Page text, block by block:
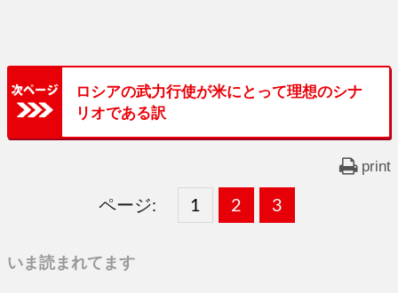
ロシアの武力行使が米にとって理想のシナ
リオである訳
print
ページ:
固
1 ,
固
2 ,
固
3
いま読まれてます